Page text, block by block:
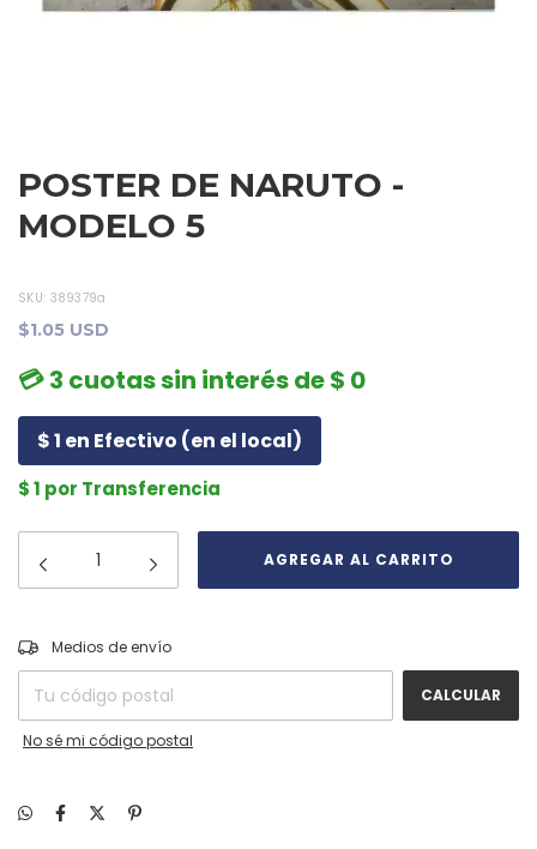
POSTER DE NARUTO -
MODELO 5
SKU: 389379a
$1.05 USD
💳 3 cuotas sin interés de $ 0
$ 1 en Efectivo (en el local)
$ 1 por Transferencia
Entregas para el CP:
Medios de envío
CALCULAR
No sé mi código postal